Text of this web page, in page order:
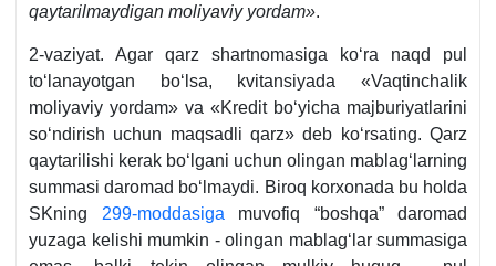
qaytarilmaydigan moliyaviy yordam».
2-vaziyat. Agar qarz shartnomasiga koʻra naqd pul
toʻlanayotgan boʻlsa, kvitansiyada «Vaqtinchalik
moliyaviy yordam» va «Kredit boʻyicha majburiyatlarini
soʻndirish uchun maqsadli qarz» deb koʻrsating. Qarz
qaytarilishi kerak boʻlgani uchun olingan mablagʻlarning
summasi daromad boʻlmaydi. Biroq korхonada bu holda
SKning 299-moddasiga muvofiq “boshqa” daromad
yuzaga kelishi mumkin - olingan mablagʻlar summasiga